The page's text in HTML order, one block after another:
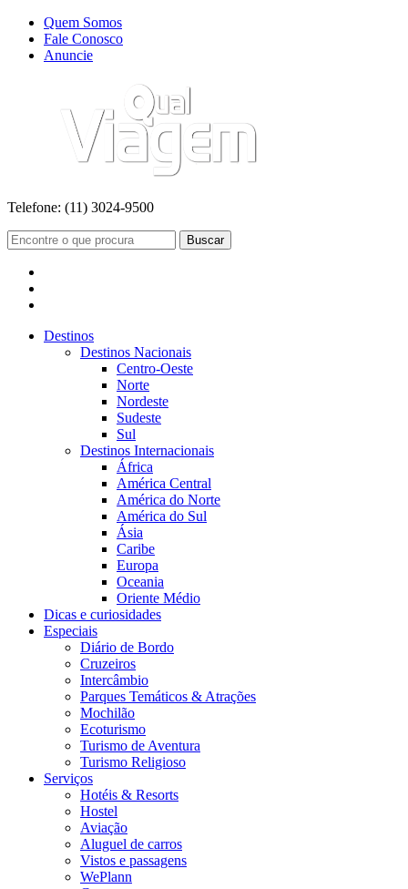
Quem Somos
Fale Conosco
Anuncie
Telefone: (11) 3024-9500
Buscar
Destinos
Destinos Nacionais
Centro-Oeste
Norte
Nordeste
Sudeste
Sul
Destinos Internacionais
África
América Central
América do Norte
América do Sul
Ásia
Caribe
Europa
Oceania
Oriente Médio
Dicas e curiosidades
Especiais
Diário de Bordo
Cruzeiros
Intercâmbio
Parques Temáticos & Atrações
Mochilão
Ecoturismo
Turismo de Aventura
Turismo Religioso
Serviços
Hotéis & Resorts
Hostel
Aviação
Aluguel de carros
Vistos e passagens
WePlann